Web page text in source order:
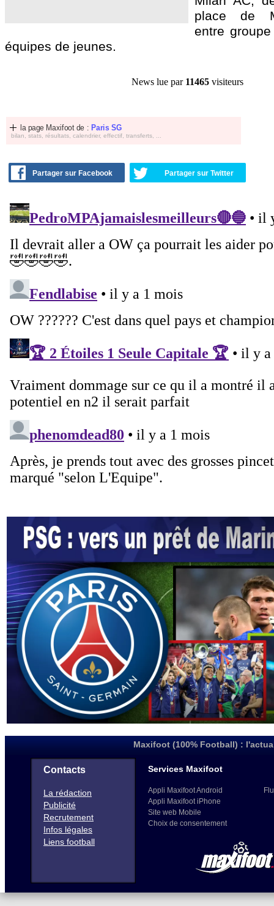
place de
entre
équipes de jeunes.
News lue par 11465visiteurs
la page Maxifoot de : Paris SG
bilan, stats, résultats, calendrier, effectif, transferts, ...
Partager sur Facebook Partager sur Twitter
Maxifoot (100% Football) :
Contacts
La rédaction
Publicité
Recrutement
Infos légales
Liens football
Services Maxifoot
Appli Maxifoot Android
Appli Maxifoot iPhone
Site web Mobile
Choix de consentement